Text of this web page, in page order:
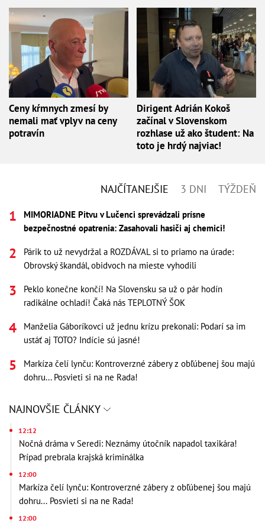
Ceny kŕmnych zmesí by
nemali mať vplyv na ceny
potravín
Dirigent Adrián Kokoš
začínal v Slovenskom
rozhlase už ako študent: Na
toto je hrdý najviac!
NAJČÍTANEJŠIE 3 DNI TÝŽDEŇ
MIMORIADNE Pitvu v Lučenci sprevádzali prísne
bezpečnostné opatrenia: Zasahovali hasiči aj chemici!
Párik to už nevydržal a ROZDÁVAL si to priamo na úrade:
Obrovský škandál, obidvoch na mieste vyhodili
Peklo konečne končí! Na Slovensku sa už o pár hodín
radikálne ochladí! Čaká nás TEPLOTNÝ ŠOK
Manželia Gáboríkovci už jednu krízu prekonali: Podarí sa im
ustáť aj TOTO? Indície sú jasné!
Markíza čelí lynču: Kontroverzné zábery z obľúbenej šou majú
dohru... Posvieti si na ne Rada!
NAJNOVŠIE ČLÁNKY
12:12
Nočná dráma v Seredi: Neznámy útočník napadol taxikára!
Prípad prebrala krajská kriminálka
12:00
Markíza čelí lynču: Kontroverzné zábery z obľúbenej šou majú
dohru... Posvieti si na ne Rada!
12:00